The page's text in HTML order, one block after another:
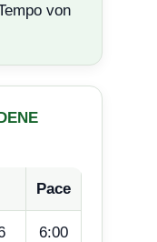
von
Pace
6:00